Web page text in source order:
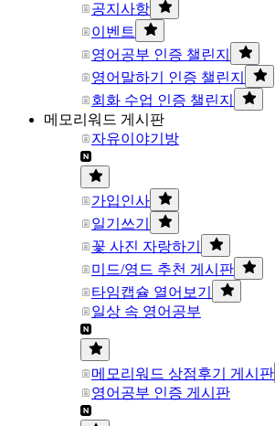
공지사항
이벤트
영어공부 인증 챌린지
영어말하기 인증 챌린지
회화 수업 인증 챌린지
메모리워드 게시판
자유이야기방
가입인사
일기쓰기
꽃 사진 자랑하기
미드/영드 추천 게시판
타임캡슐 열어보기
일상 속 영어공부
메모리워드 상점후기 게시판
영어공부 인증 게시판